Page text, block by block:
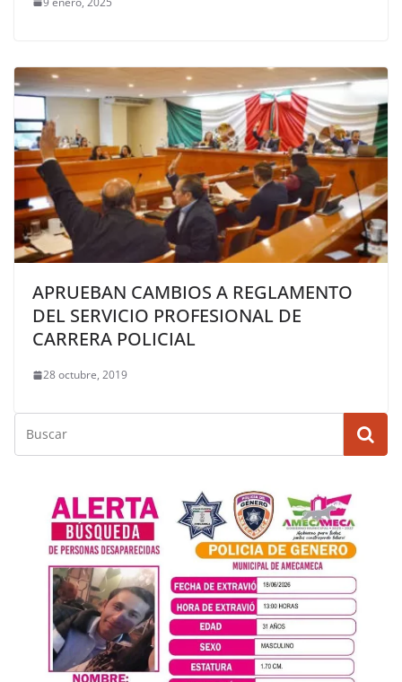
APRUEBAN CAMBIOS A REGLAMENTO
DEL SERVICIO PROFESIONAL DE
CARRERA POLICIAL
28 octubre, 2019